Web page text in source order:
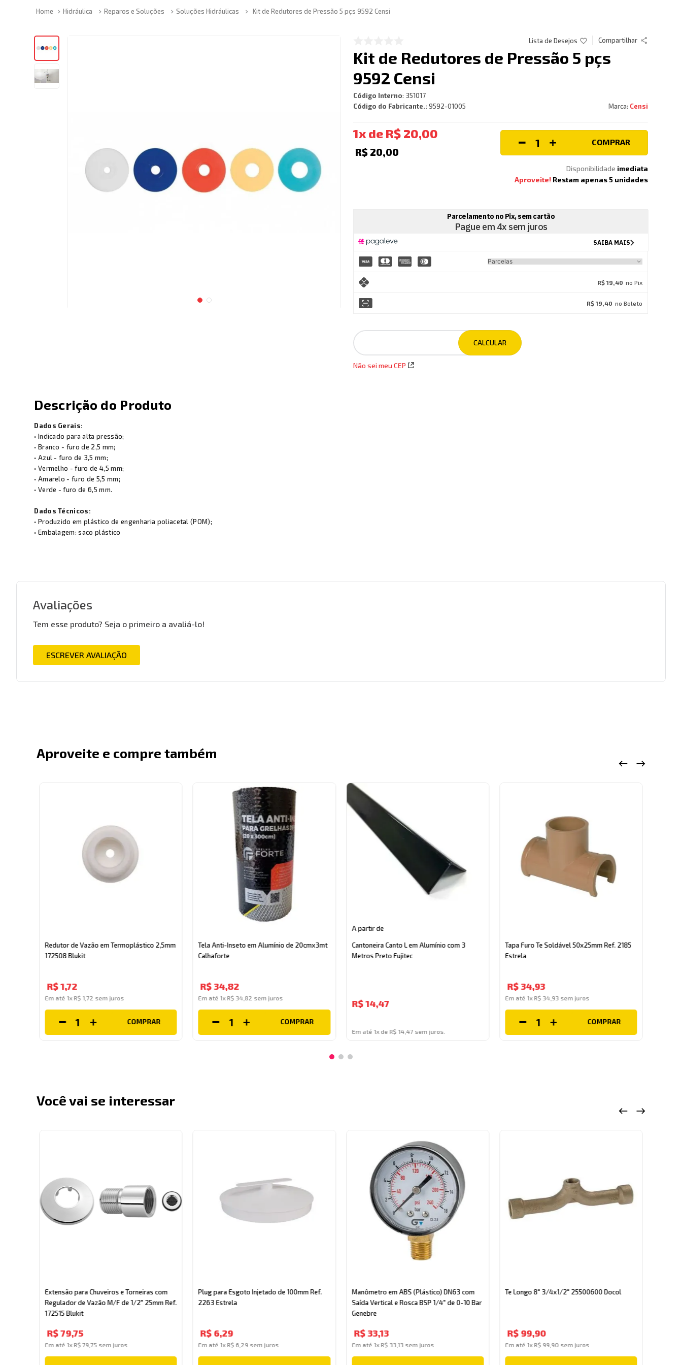
Hidráulica Reparos e Soluções Soluções Hidráulicas Kit de Redutores de Pressão 5 pçs 9592 Censi
Compartilhar
Kit de Redutores de Pressão 5 pçs
9592 Censi
Código Interno: 351017
Código do Fabricante.: 9592-01005 Censi
1 R$ 20,00
R$ 20,00
COMPRAR
Disponibilidade imediata
Aproveite!Restam apenas5unidades
R$ 19,40 no Pix
R$ 19,40 no Boleto
Não sei meu CEP
Descrição do Produto
Dados Gerais:
• Indicado para alta pressão;
• Branco - furo de 2,5 mm;
• Azul - furo de 3,5 mm;
• Vermelho - furo de 4,5 mm;
• Amarelo - furo de 5,5 mm;
• Verde - furo de 6,5 mm.
Dados Técnicos:
• Produzido em plástico de engenharia poliacetal (POM);
• Embalagem: saco plástico
Avaliações
Tem esse produto? Seja o primeiro a avaliá-lo!
ESCREVER AVALIAÇÃO
Aproveite e compre também
Redutor de Vazão em Termoplástico 2,5mm
172508 Blukit
R$1,72
Em até 1x R$ 1 ,72 sem juros
COMPRAR
Tela Anti-Inseto em Alumínio de 20cmx3mt
Calhaforte
R$ 34,82
Em até 1x R$ 34 82 sem juros
COMPRAR
Cantoneira Canto L em Alumínio com 3
Metros Preto Fujitec
A partir de
R$14,47
Em até 1x de R$ 14,47 sem juros.
Tapa Furo Te Soldável 50x25mm Ref. 2185
Estrela
R$34,93
Em até 1x R$ 34 93 sem juros
COMPRAR
Você vai se interessar
Extensão para Chuveiros e Torneiras com
Regulador de Vazão M/F de 1/2" 25mm Ref.
172515 Blukit
R$79,75
Em até 1x R$ 79 ,75 sem juros
Plug para Esgoto Injetado de 100mm Ref.
2263 Estrela
R$ 6,29
Em até 1x R$ 6 29 sem juros
Manômetro em ABS (Plástico) DN63 com
Saída Vertical e Rosca BSP 1/4" de 0-10 Bar
Genebre
R$33,13
Em até 1x R$ 33, 13sem juros
Te Longo 8" 3/4x1/2" 25500600 Docol
R$ 99,90
Em até 1x R$ 99 90 sem juros